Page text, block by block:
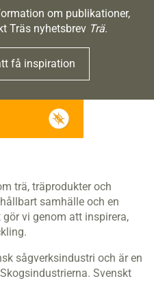
om publikationer,
Träs nyhetsbrev Trä.
få inspiration
trä, träprodukter och
samhälle och en
vi genom att inspirera,
sågverksindustri och är en
Svenskt